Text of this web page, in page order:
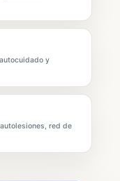
y
red de